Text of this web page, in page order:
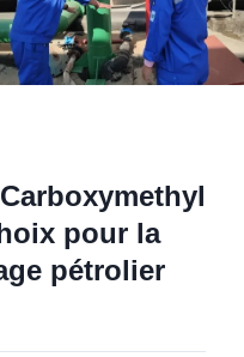
pour la
pétrolier